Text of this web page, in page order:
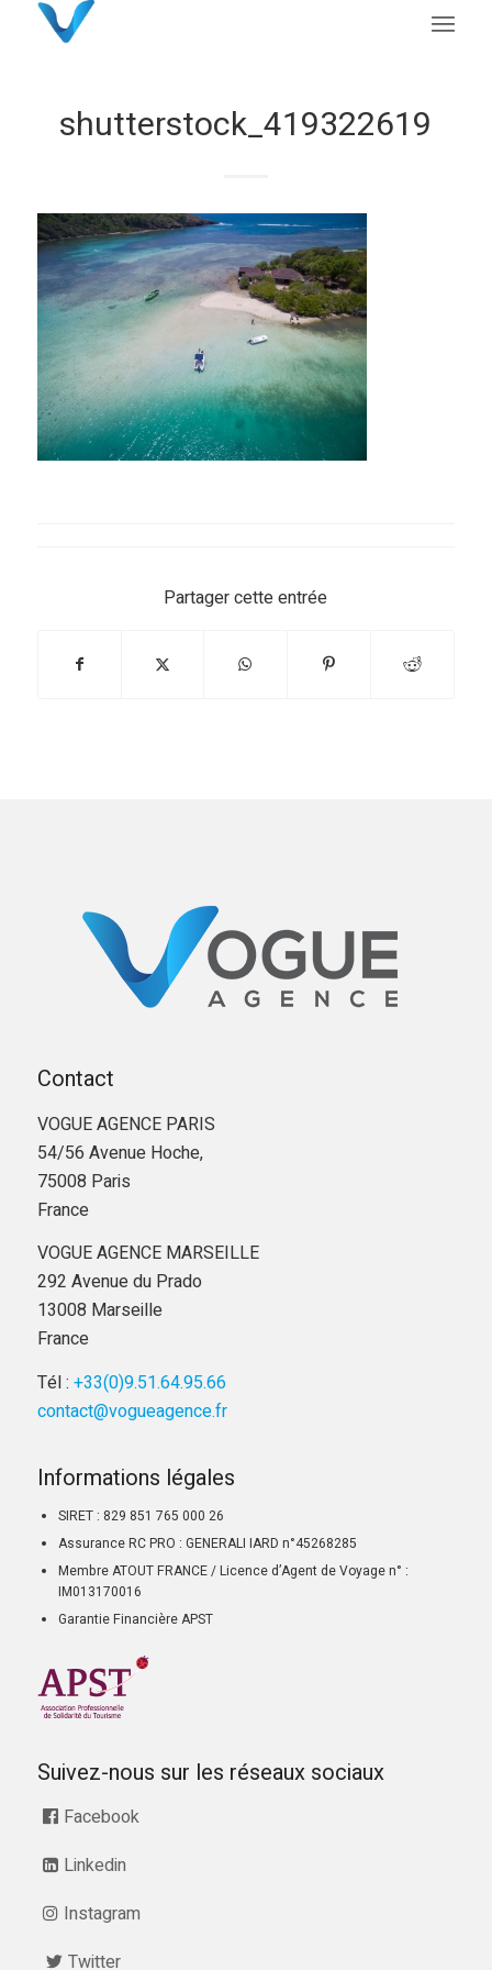
shutterstock_419322619
Partager cette entrée
Contact
VOGUE AGENCE PARIS
54/56 Avenue Hoche,
75008 Paris
France
VOGUE AGENCE MARSEILLE
292 Avenue du Prado
13008 Marseille
France
Tél : +33(0)9.51.64.95.66
contact@vogueagence.fr
Informations légales
SIRET : 829 851 765 000 26
Assurance RC PRO : GENERALI IARD n°45268285
Membre ATOUT FRANCE / Licence d’Agent de Voyage n° :
IM013170016
Garantie Financière APST
Suivez-nous sur les réseaux sociaux
Facebook
Linkedin
Instagram
Twitter